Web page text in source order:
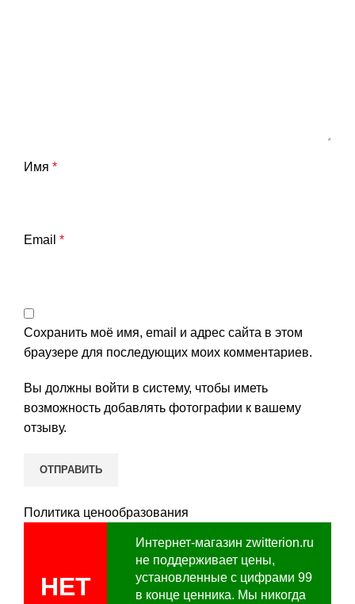
Имя *
Email *
Сохранить моё имя, email и адрес сайта в этом
браузере для последующих моих комментариев.
Вы должны войти в систему, чтобы иметь
возможность добавлять фотографии к вашему
отзыву.
Политика ценообразования
НЕТ
Интернет-магазин zwitterion.ru
не поддерживает цены,
установленные с цифрами 99
в конце ценника. Мы никогда